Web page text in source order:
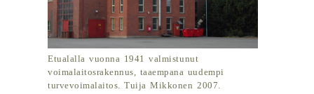
Etualalla vuonna 1941 valmistunut
voimalaitosrakennus, taaempana uudempi
turvevoimalaitos. Tuija Mikkonen 2007.